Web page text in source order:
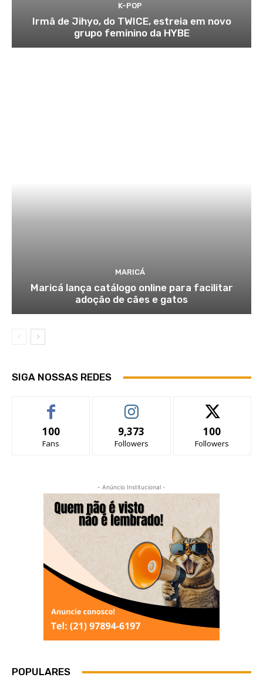
K-POP
Irmã de Jihyo, do TWICE, estreia em novo
grupo feminino da HYBE
MARICÁ
Maricá lança catálogo online para facilitar
adoção de cães e gatos
SIGA NOSSAS REDES
100
Fans
9,373
Followers
100
Followers
- Anúncio Institucional -
POPULARES